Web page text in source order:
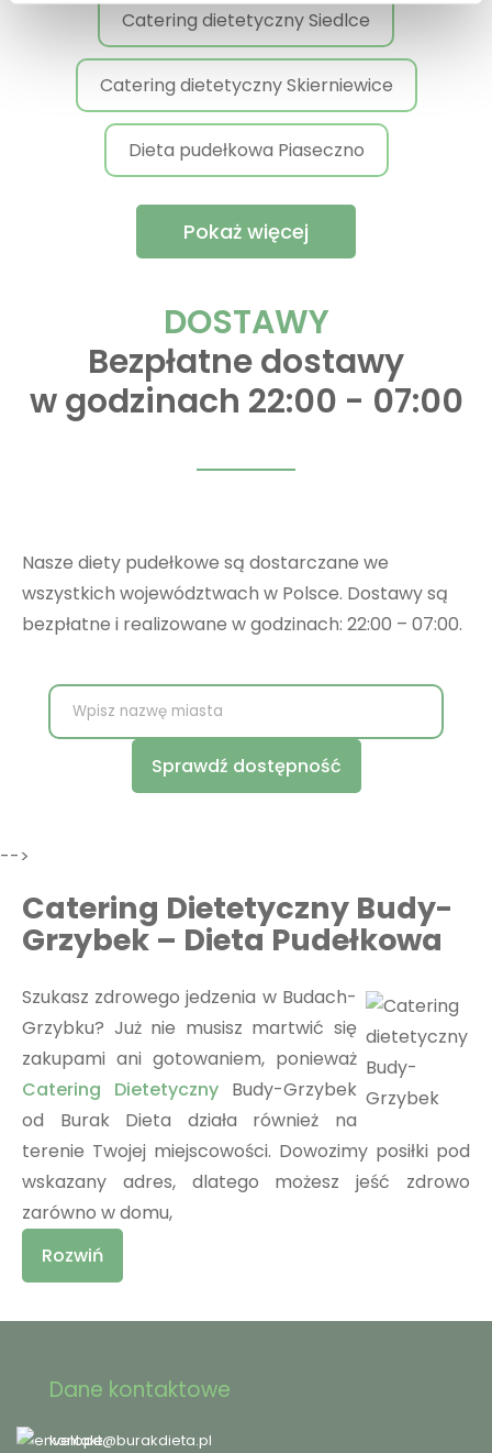
Catering dietetyczny Siedlce
Catering dietetyczny Skierniewice
Dieta pudełkowa Piaseczno
Pokaż więcej
DOSTAWY
Bezpłatne dostawy
w godzinach 22:00 - 07:00
Nasze diety pudełkowe są dostarczane we
wszystkich województwach w Polsce. Dostawy są
bezpłatne i realizowane w godzinach: 22:00 – 07:00.
Sprawdź dostępność
-->
Catering Dietetyczny Budy-
Grzybek – Dieta Pudełkowa
Szukasz zdrowego jedzenia w Budach-
Grzybku? Już nie musisz martwić się
zakupami ani gotowaniem, ponieważ
Catering DietetycznyBudy-Grzybek
od Burak Dieta działa również na
terenie Twojej miejscowości. Dowozimy posiłki pod
wskazany adres, dlatego możesz jeść zdrowo
zarówno w domu,
Rozwiń
Dane kontaktowe
kontakt@burakdieta.pl